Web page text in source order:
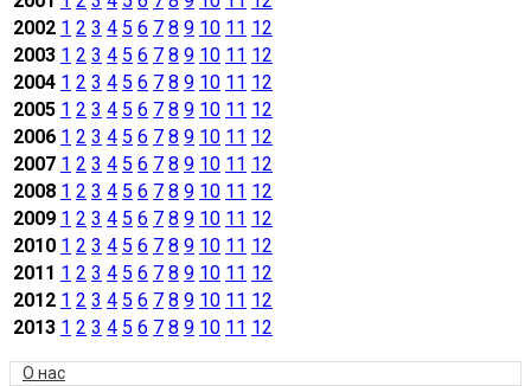
2002 1 2 3 4 5 6 7 8 9 10 11 12
2003 1 2 3 4 5 6 7 8 9 10 11 12
2004 1 2 3 4 5 6 7 8 9 10 11 12
2005 1 2 3 4 5 6 7 8 9 10 11 12
2006 1 2 3 4 5 6 7 8 9 10 11 12
2007 1 2 3 4 5 6 7 8 9 10 11 12
2008 1 2 3 4 5 6 7 8 9 10 11 12
2009 1 2 3 4 5 6 7 8 9 10 11 12
2010 1 2 3 4 5 6 7 8 9 10 11 12
2011 1 2 3 4 5 6 7 8 9 10 11 12
2012 1 2 3 4 5 6 7 8 9 10 11 12
2013 1 2 3 4 5 6 7 8 9 10 11 12
О нас